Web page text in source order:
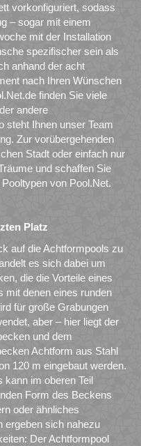
vorkonfiguriert, sodass
– sogar mit einem
mit der Installation
spezifischer sein als
anhand der acht
nach Ihren Wünschen
finden Sie viele
andere
steht Ihnen unser Team
Zur vorübergehenden
Stadt oder einfach nur
und schaffen Sie
von Pool.Net.
Platz
auf die Achtformpools zu
es sich dabei um
die die Vorteile eines
mit denen eines runden
für große Grabungen
aber – hier liegt der
und dem
Achtform aus Stahl
120 m eingebaut werden.
im oberen Teil
Form des Beckens
oder ähnliches
ergeben sich nahezu
Der Achtformpool